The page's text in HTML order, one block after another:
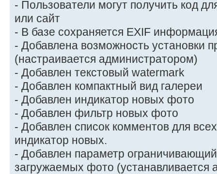
- Пользователи могут получить код
или сайт
- В базе сохраняется EXIF
- Добавлена возможность установки
(настраивается администратором)
- Добавлен текстовый watermark
- Добавлен компактный вид галереи
- Добавлен индикатор новых фото
- Добавлен фильтр новых фото
- Добавлен список комментов для
индикатор новых.
- Добавлен параметр
загружаемых фото (устанавливается